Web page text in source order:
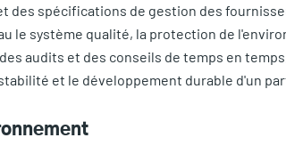
des spécifications de gestion des
le système qualité, la protection de
audits et des conseils de temps en
et le développement durable d'un